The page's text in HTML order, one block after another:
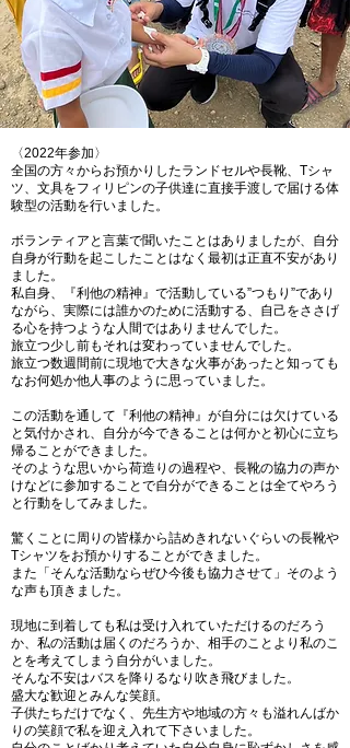
〈2022年参加〉
全国の方々からお預かりしたランドセルや長靴、Tシャ
ツ、文具をフィリピンの子供達に直接手渡しで届ける体
験型の活動を行いました。
ボランティアと言葉で聞いたことはありましたが、自分
自身が行動を起こしたことはなく最初は正直不安があり
ました。
私自身、『利他の精神』で活動している”つもり”であり
ながら、実際には誰かのために活動する、自己をささげ
る心を持つような人間ではありませんでした。
旅立つ少し前もそれは変わっていませんでした。
旅立つ数週間前に現地で大きな火事があったと知っても
なお何処か他人事のように思っていました。
この活動を通して『利他の精神』が自分には欠けている
と気付かされ、自分が今できることは何かと初心に立ち
帰ることができました。
そのような思いから荷造りの過程や、長靴の協力の声か
けなどに参加することで自分ができることは全てやろう
と行動をしてみました。
驚くことに周りの皆様から詰めきれないぐらいの長靴や
Tシャツをお預かりすることができました。
また「そんな活動ならぜひ今後も協力させて」そのよう
な声も頂きました。
現地に到着しても私は受け入れていただけるのだろう
か、私の活動は届くのだろうか、相手のことより私のこ
とを考えてしまう自分がいました。
そんな不安はバスを降りるなり吹き飛びました。
盛大な歓迎とみんな笑顔。
子供たちだけでなく、先生方や地域の方々も溢れんばか
りの笑顔で私を迎え入れて下さいました。